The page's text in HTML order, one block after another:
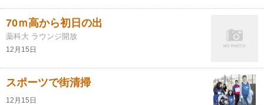
70ｍ高から初日の出
薬科大 ラウンジ開放
12月15日
スポーツで街清掃
12月15日